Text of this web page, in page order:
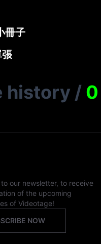
冊子
history / 0
our newsletter, to receive
of the upcoming
of Videotage!
NOW